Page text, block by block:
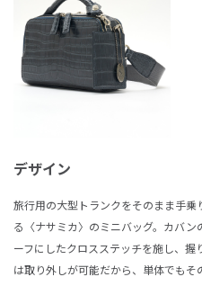
デザイン
旅行用の大型トランクをそのまま手
る〈ナサミカ〉のミニバッグ。カバ
ーフにしたクロスステッチを施し、握
は取り外しが可能だから、単体でもそ